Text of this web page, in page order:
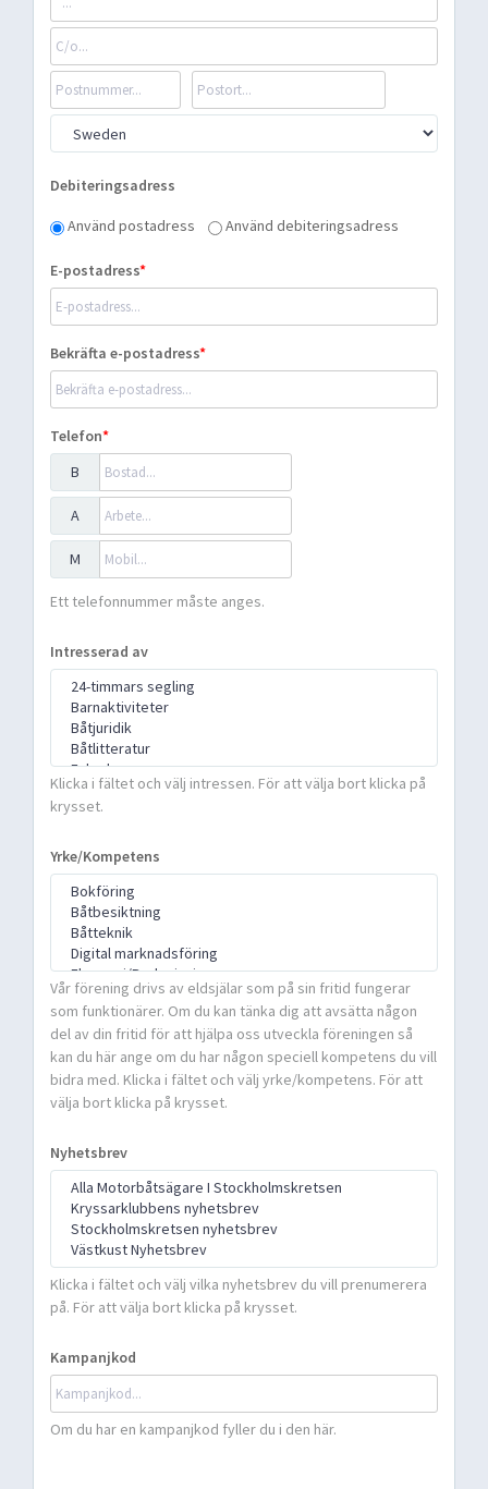
Debiteringsadress
Använd postadress Använd debiteringsadress
E-postadress
Bekräfta e-postadress
Telefon
B
A
M
Ett telefonnummer måste anges.
Intresserad av
Klicka i fältet och välj intressen. För att välja bort klicka på
krysset.
Yrke/Kompetens
Vår förening drivs av eldsjälar som på sin fritid fungerar
som funktionärer. Om du kan tänka dig att avsätta någon
del av din fritid för att hjälpa oss utveckla föreningen så
kan du här ange om du har någon speciell kompetens du vill
bidra med. Klicka i fältet och välj yrke/kompetens. För att
välja bort klicka på krysset.
Nyhetsbrev
Klicka i fältet och välj vilka nyhetsbrev du vill prenumerera
på. För att välja bort klicka på krysset.
Kampanjkod
Om du har en kampanjkod fyller du i den här.